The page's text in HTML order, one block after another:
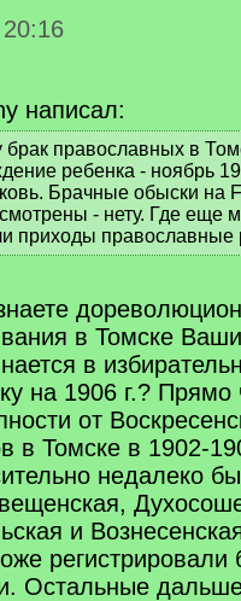
написал:
брак православных в
ребенка - ноябрь
Брачные обыски на
- нету. Где еще
приходы православные
в Томске
в
на 1906 г.?
от
в Томске в 1902-
недалеко
и
Остальные